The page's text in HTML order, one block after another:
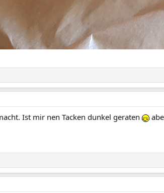
Ist mir nen Tacken dunkel geraten